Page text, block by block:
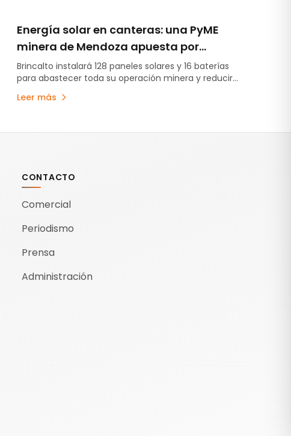
Energía solar en canteras: una PyME
minera de Mendoza apuesta por
abastecer toda su operación con
renovables
Brincalto instalará 128 paneles solares y 16 baterías
para abastecer toda su operación minera y reducir
costos energéticos.
Leer más
CONTACTO
Comercial
Periodismo
Prensa
Administración